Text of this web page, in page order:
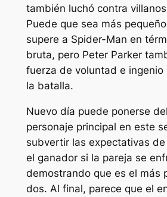
también luchó contra
Puede que sea más
supere a Spider-Man en
bruta, pero Peter Parker
fuerza de voluntad e ingenio
la batalla.
Nuevo día puede ponerse
personaje principal en este
subvertir las expectativas
el ganador si la pareja se
demostrando que es el más
dos. Al final, parece que el